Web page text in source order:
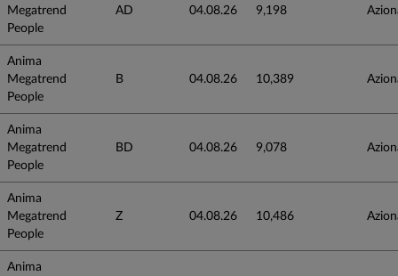
Megatrend
People
AD 04.08.26 9,198
Anima
Megatrend
People
B 04.08.26 10,389
Anima
Megatrend
People
BD 04.08.26 9,078
Anima
Megatrend
People
Z 04.08.26 10,486
Anima